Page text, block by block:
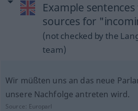
Example
sources for
(not checked by the
team)
Wir müßten uns an das neue
unsere Nachfolge antreten wird.
Source: Europarl